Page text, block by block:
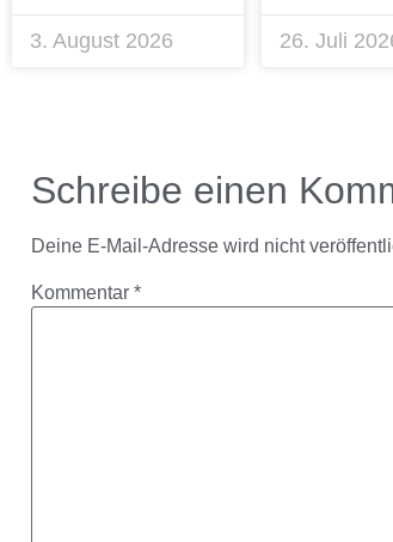
3. August 2026 26. Juli
Schreibe einen
Deine E-Mail-Adresse wird nicht
Kommentar *